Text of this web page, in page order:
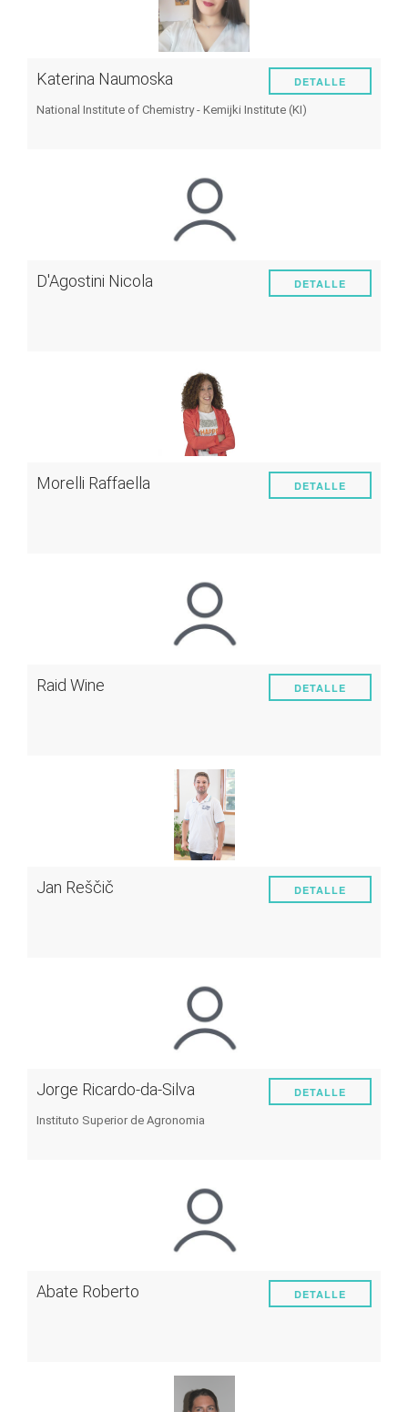
Katerina Naumoska
National Institute of Chemistry - Kemijki Institute (KI)
DETALLE
D'Agostini Nicola DETALLE
Morelli Raffaella DETALLE
Raid Wine DETALLE
Jan Reščič DETALLE
Jorge Ricardo-da-Silva
Instituto Superior de Agronomia
DETALLE
Abate Roberto DETALLE